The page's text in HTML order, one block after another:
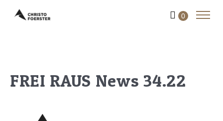
0
FREI RAUS News 34.22